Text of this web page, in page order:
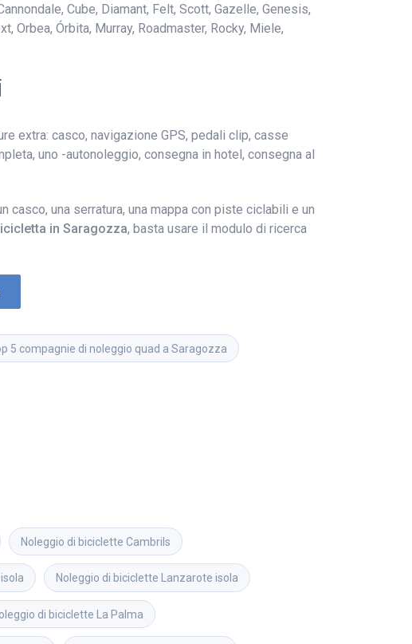
Cube, Diamant, Felt, Scott, Gazelle, Genesis,
Orbea, Órbita, Murray, Roadmaster, Rocky, Miele,
extra: casco, navigazione GPS, pedali clip, casse
uno -autonoleggio, consegna in hotel, consegna al
una serratura, una mappa con piste ciclabili e un
in Saragozza, basta usare il modulo di ricerca
5 compagnie di noleggio quad a Saragozza
Noleggio di biciclette Cambrils
isola Noleggio di biciclette Lanzarote isola
di biciclette La Palma